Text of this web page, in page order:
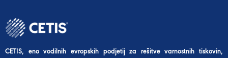
CETIS, eno vodilnih evropskih podjetij za rešitve varnostnih tiskovin,